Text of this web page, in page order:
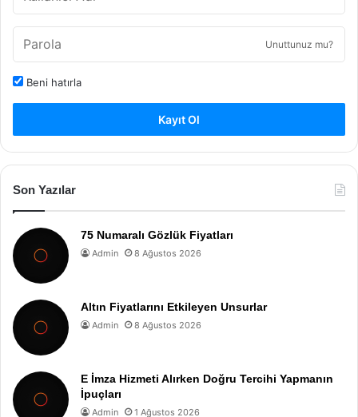
Unuttunuz mu?
Beni hatırla
Kayıt Ol
Son Yazılar
75 Numaralı Gözlük Fiyatları
Admin 8 Ağustos 2026
Altın Fiyatlarını Etkileyen Unsurlar
Admin 8 Ağustos 2026
E İmza Hizmeti Alırken Doğru Tercihi Yapmanın
İpuçları
Admin 1 Ağustos 2026